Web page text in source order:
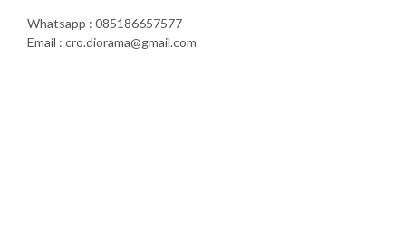
Whatsapp : 085186657577
Email : cro.diorama@gmail.com